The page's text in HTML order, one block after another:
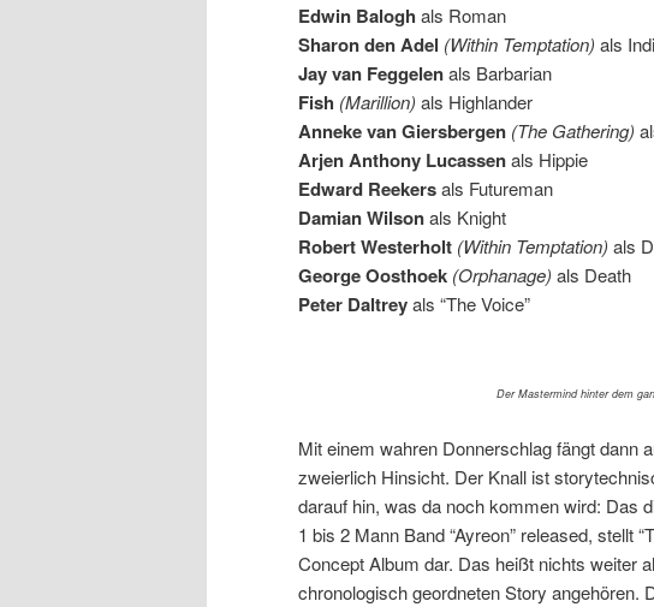
Edwin Balogh als Roman
Sharon den Adel (Within Temptation) als
Jay van Feggelenals Barbarian
Fish (Marillion) als Highlander
Anneke van Giersbergen (The Gathering)
Arjen Anthony Lucassenals Hippie
Edward Reekersals Futureman
Damian Wilsonals Knight
Robert Westerholt (Within Temptation) als
George Oosthoek (Orphanage) als Death
Peter Daltreyals “The Voice”
Der Mastermind hinter dem
Mit einem wahren Donnerschlag fängt dann
zweierlich Hinsicht. Der Knall ist
darauf hin, was da noch kommen wird: Das
1 bis 2 Mann Band “Ayreon” released, stellt
Concept Album dar. Das heißt nichts weiter
chronologisch geordneten Story angehören.